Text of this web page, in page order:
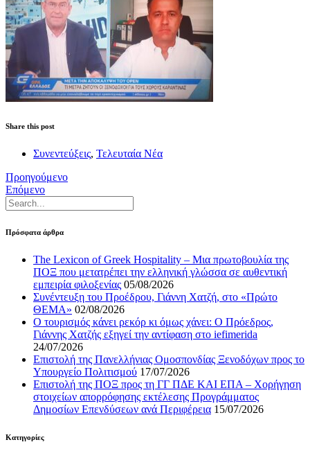
Share this post
Συνεντεύξεις, Τελευταία Νέα
Προηγούμενο
Επόμενο
Πρόσφατα άρθρα
The Lexicon of Greek Hospitality – Μια πρωτοβουλία της
ΠΟΞ που μετατρέπει την ελληνική γλώσσα σε αυθεντική
εμπειρία φιλοξενίας 05/08/2026
Συνέντευξη του Προέδρου, Γιάννη Χατζή, στο «Πρώτο
ΘΕΜΑ» 02/08/2026
Ο τουρισμός κάνει ρεκόρ κι όμως χάνει: Ο Πρόεδρος,
Γιάννης Χατζής εξηγεί την αντίφαση στο iefimerida
24/07/2026
Επιστολή της Πανελλήνιας Ομοσπονδίας Ξενοδόχων προς το
Υπουργείο Πολιτισμού 17/07/2026
Επιστολή της ΠΟΞ προς τη ΓΓ ΠΔΕ ΚΑΙ ΕΠΑ – Χορήγηση
στοιχείων απορρόφησης εκτέλεσης Προγράμματος
Δημοσίων Επενδύσεων ανά Περιφέρεια 15/07/2026
Kατηγορίες